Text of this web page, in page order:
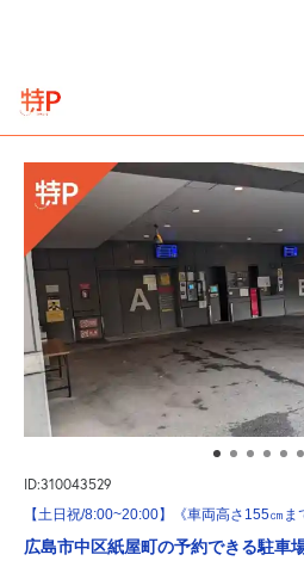
ID:310043529
【土日祝/8:00~20:00】《車両高さ155㎝
広島市中区紙屋町の予約できる駐車